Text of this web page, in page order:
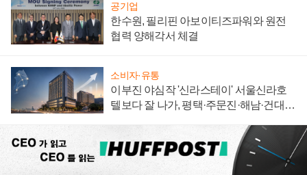
공기업
한수원, 필리핀 아보이티즈파워와 원전
협력 양해각서 체결
소비자·유통
이부진 야심작 '신라스테이' 서울신라호
텔보다 잘 나가, 평택·주문진·해남·건대로